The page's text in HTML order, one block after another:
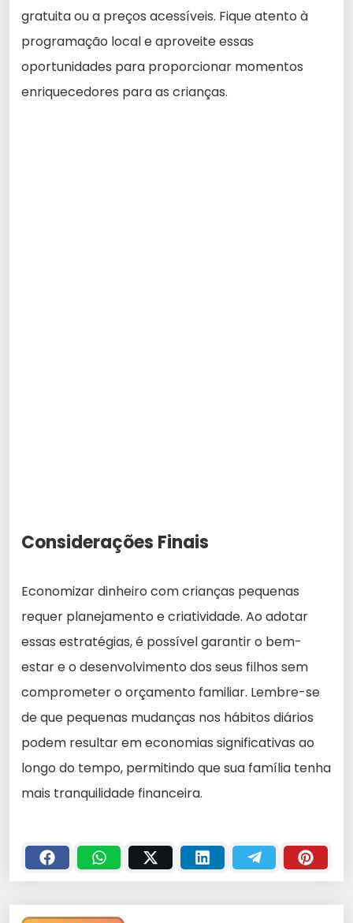
gratuita ou a preços acessíveis. Fique atento à
programação local e aproveite essas
oportunidades para proporcionar momentos
enriquecedores para as crianças.
Considerações Finais
Economizar dinheiro com crianças pequenas
requer planejamento e criatividade. Ao adotar
essas estratégias, é possível garantir o bem-
estar e o desenvolvimento dos seus filhos sem
comprometer o orçamento familiar. Lembre-se
de que pequenas mudanças nos hábitos diários
podem resultar em economias significativas ao
longo do tempo, permitindo que sua família tenha
mais tranquilidade financeira.